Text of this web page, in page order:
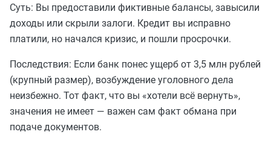
Суть: Вы предоставили фиктивные балансы, завысили
доходы или скрыли залоги. Кредит вы исправно
платили, но начался кризис, и пошли просрочки.
Последствия: Если банк понес ущерб от 3,5 млн рублей
(крупный размер), возбуждение уголовного дела
неизбежно. Тот факт, что вы «хотели всё вернуть»,
значения не имеет — важен сам факт обмана при
подаче документов.